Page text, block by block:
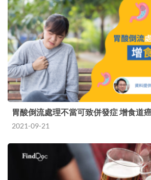
胃酸倒流處理不當可致併發症 增食道
2021-09-21